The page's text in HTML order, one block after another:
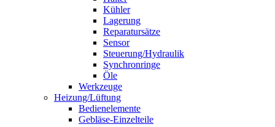
Kühler
Lagerung
Reparatursätze
Sensor
Steuerung/Hydraulik
Synchronringe
Öle
Werkzeuge
Heizung/Lüftung
Bedienelemente
Gebläse-Einzelteile